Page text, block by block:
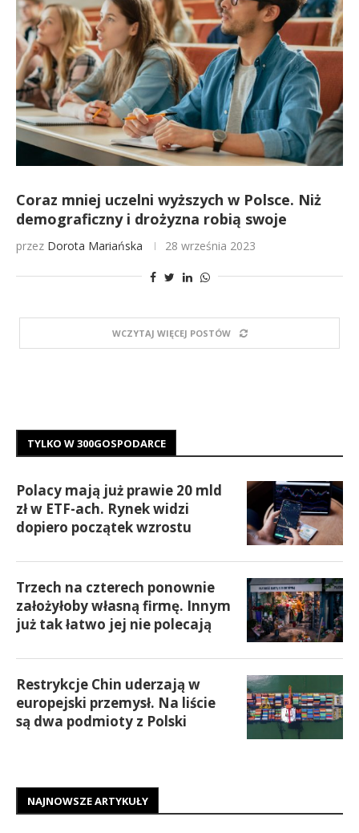
Coraz mniej uczelni wyższych w Polsce. Niż
demograficzny i drożyzna robią swoje
przez Dorota Mariańska 28 września 2023
WCZYTAJ WIĘCEJ POSTÓW
TYLKO W 300GOSPODARCE
Polacy mają już prawie 20 mld
zł w ETF-ach. Rynek widzi
dopiero początek wzrostu
Trzech na czterech ponownie
założyłoby własną firmę. Innym
już tak łatwo jej nie polecają
Restrykcje Chin uderzają w
europejski przemysł. Na liście
są dwa podmioty z Polski
NAJNOWSZE ARTYKUŁY